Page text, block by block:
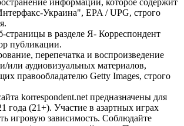
Украина", EPA / UPG, строго
страницы в разделе Я- Корреспондент
публикации.
перепечатка и воспроизведение
или аудиовизуальных материалов,
правообладателю Getty Images, строго
korrespondent.net предназначены для
года (21+). Участие в азартных играх
игровую зависимость. Соблюдайте